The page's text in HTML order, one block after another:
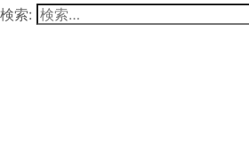
検索: